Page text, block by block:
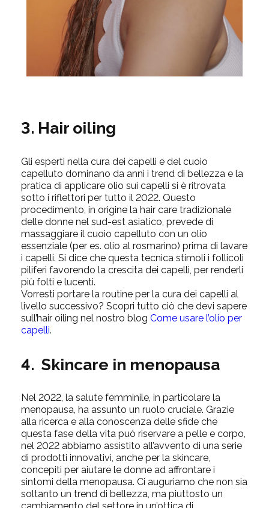
3. Hair oiling
Gli esperti nella cura dei capelli e del cuoio
capelluto dominano da anni i trend di bellezza e la
pratica di applicare olio sui capelli si è ritrovata
sotto i riflettori per tutto il 2022. Questo
procedimento, in origine la hair care tradizionale
delle donne nel sud-est asiatico, prevede di
massaggiare il cuoio capelluto con un olio
essenziale (per es. olio al rosmarino) prima di lavare
i capelli. Si dice che questa tecnica stimoli i follicoli
piliferi favorendo la crescita dei capelli, per renderli
più folti e lucenti.
Vorresti portare la routine per la cura dei capelli al
livello successivo? Scopri tutto ciò che devi sapere
sull’hair oiling nel nostro blog Come usare l’olio per
capelli.
4. Skincare in menopausa
Nel 2022, la salute femminile, in particolare la
menopausa, ha assunto un ruolo cruciale. Grazie
alla ricerca e alla conoscenza delle sfide che
questa fase della vita può riservare a pelle e corpo,
nel 2022 abbiamo assistito all’avvento di una serie
di prodotti innovativi, anche per la skincare,
concepiti per aiutare le donne ad affrontare i
sintomi della menopausa. Ci auguriamo che non sia
soltanto un trend di bellezza, ma piuttosto un